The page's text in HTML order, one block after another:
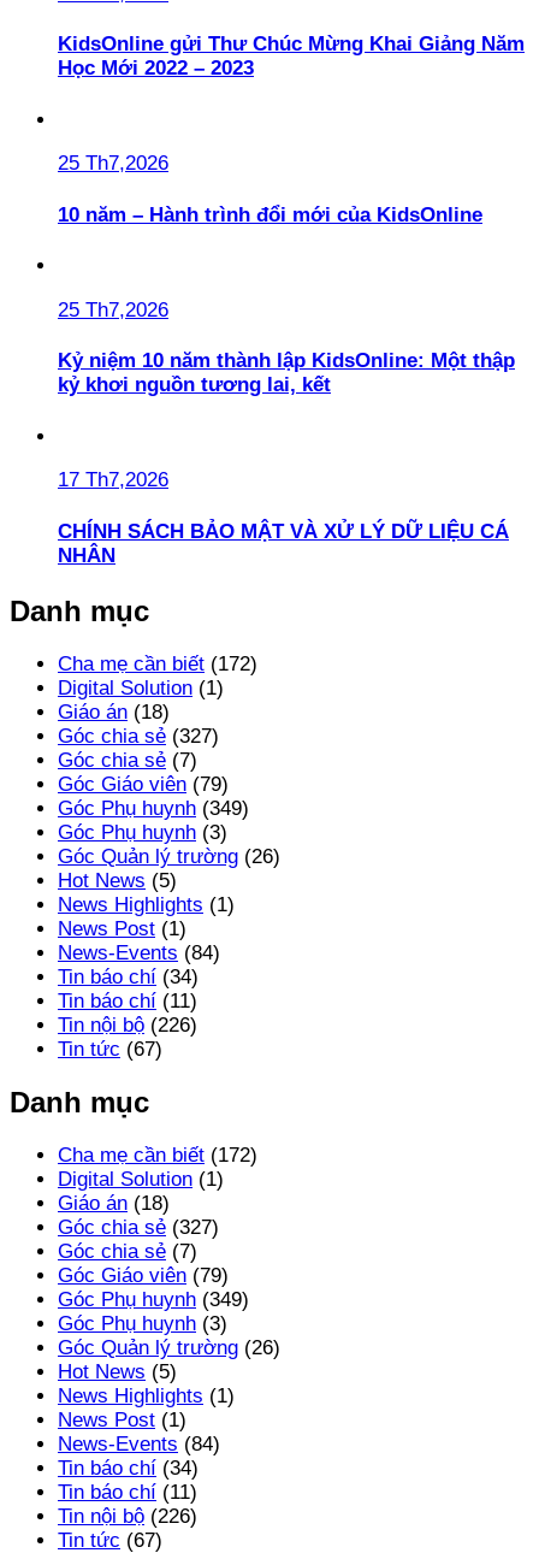
KidsOnline gửi Thư Chúc Mừng Khai Giảng Năm
Học Mới 2022 – 2023
25 Th7,2026
10 năm – Hành trình đổi mới của KidsOnline
25 Th7,2026
Kỷ niệm 10 năm thành lập KidsOnline: Một thập
kỷ khơi nguồn tương lai, kết
17 Th7,2026
CHÍNH SÁCH BẢO MẬT VÀ XỬ LÝ DỮ LIỆU CÁ
NHÂN
Danh mục
Cha mẹ cần biết (172)
Digital Solution (1)
Giáo án (18)
Góc chia sẻ (327)
Góc chia sẻ (7)
Góc Giáo viên (79)
Góc Phụ huynh (349)
Góc Phụ huynh (3)
Góc Quản lý trường (26)
Hot News (5)
News Highlights (1)
News Post (1)
News-Events (84)
Tin báo chí (34)
Tin báo chí (11)
Tin nội bộ (226)
Tin tức (67)
Danh mục
Cha mẹ cần biết (172)
Digital Solution (1)
Giáo án (18)
Góc chia sẻ (327)
Góc chia sẻ (7)
Góc Giáo viên (79)
Góc Phụ huynh (349)
Góc Phụ huynh (3)
Góc Quản lý trường (26)
Hot News (5)
News Highlights (1)
News Post (1)
News-Events (84)
Tin báo chí (34)
Tin báo chí (11)
Tin nội bộ (226)
Tin tức (67)